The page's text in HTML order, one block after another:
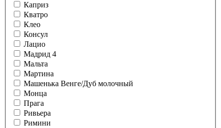
Каприз
Кватро
Клео
Консул
Лацио
Мадрид 4
Мальта
Мартина
Машенька Венге/Дуб молочный
Монца
Прага
Ривьера
Римини